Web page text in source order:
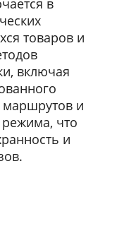
товаров и
включая
и
что
и